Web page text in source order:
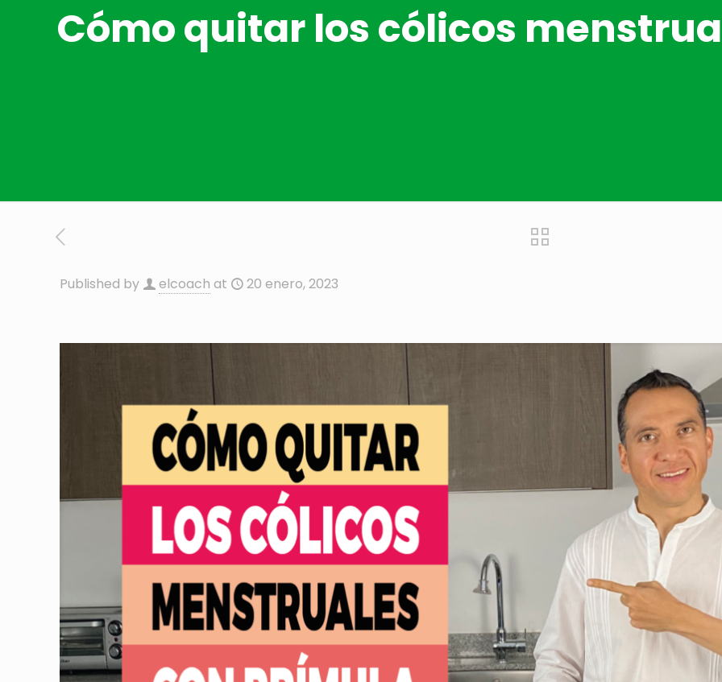
Cómo quitar los cólicos
Published by elcoach at 20 enero, 2023